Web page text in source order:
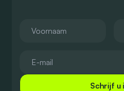
Schrijf u